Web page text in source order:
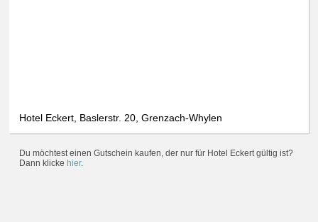
Hotel Eckert, Baslerstr. 20, Grenzach-Whylen
Du möchtest einen Gutschein kaufen, der nur für Hotel Eckert gültig ist?
Dann klicke hier.